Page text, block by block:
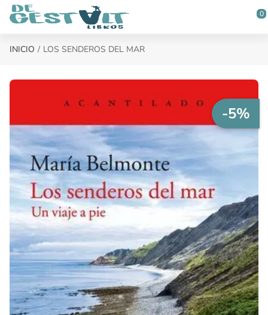
Saltar al contenido principal
0
INICIO LOS SENDEROS DEL MAR
-5%